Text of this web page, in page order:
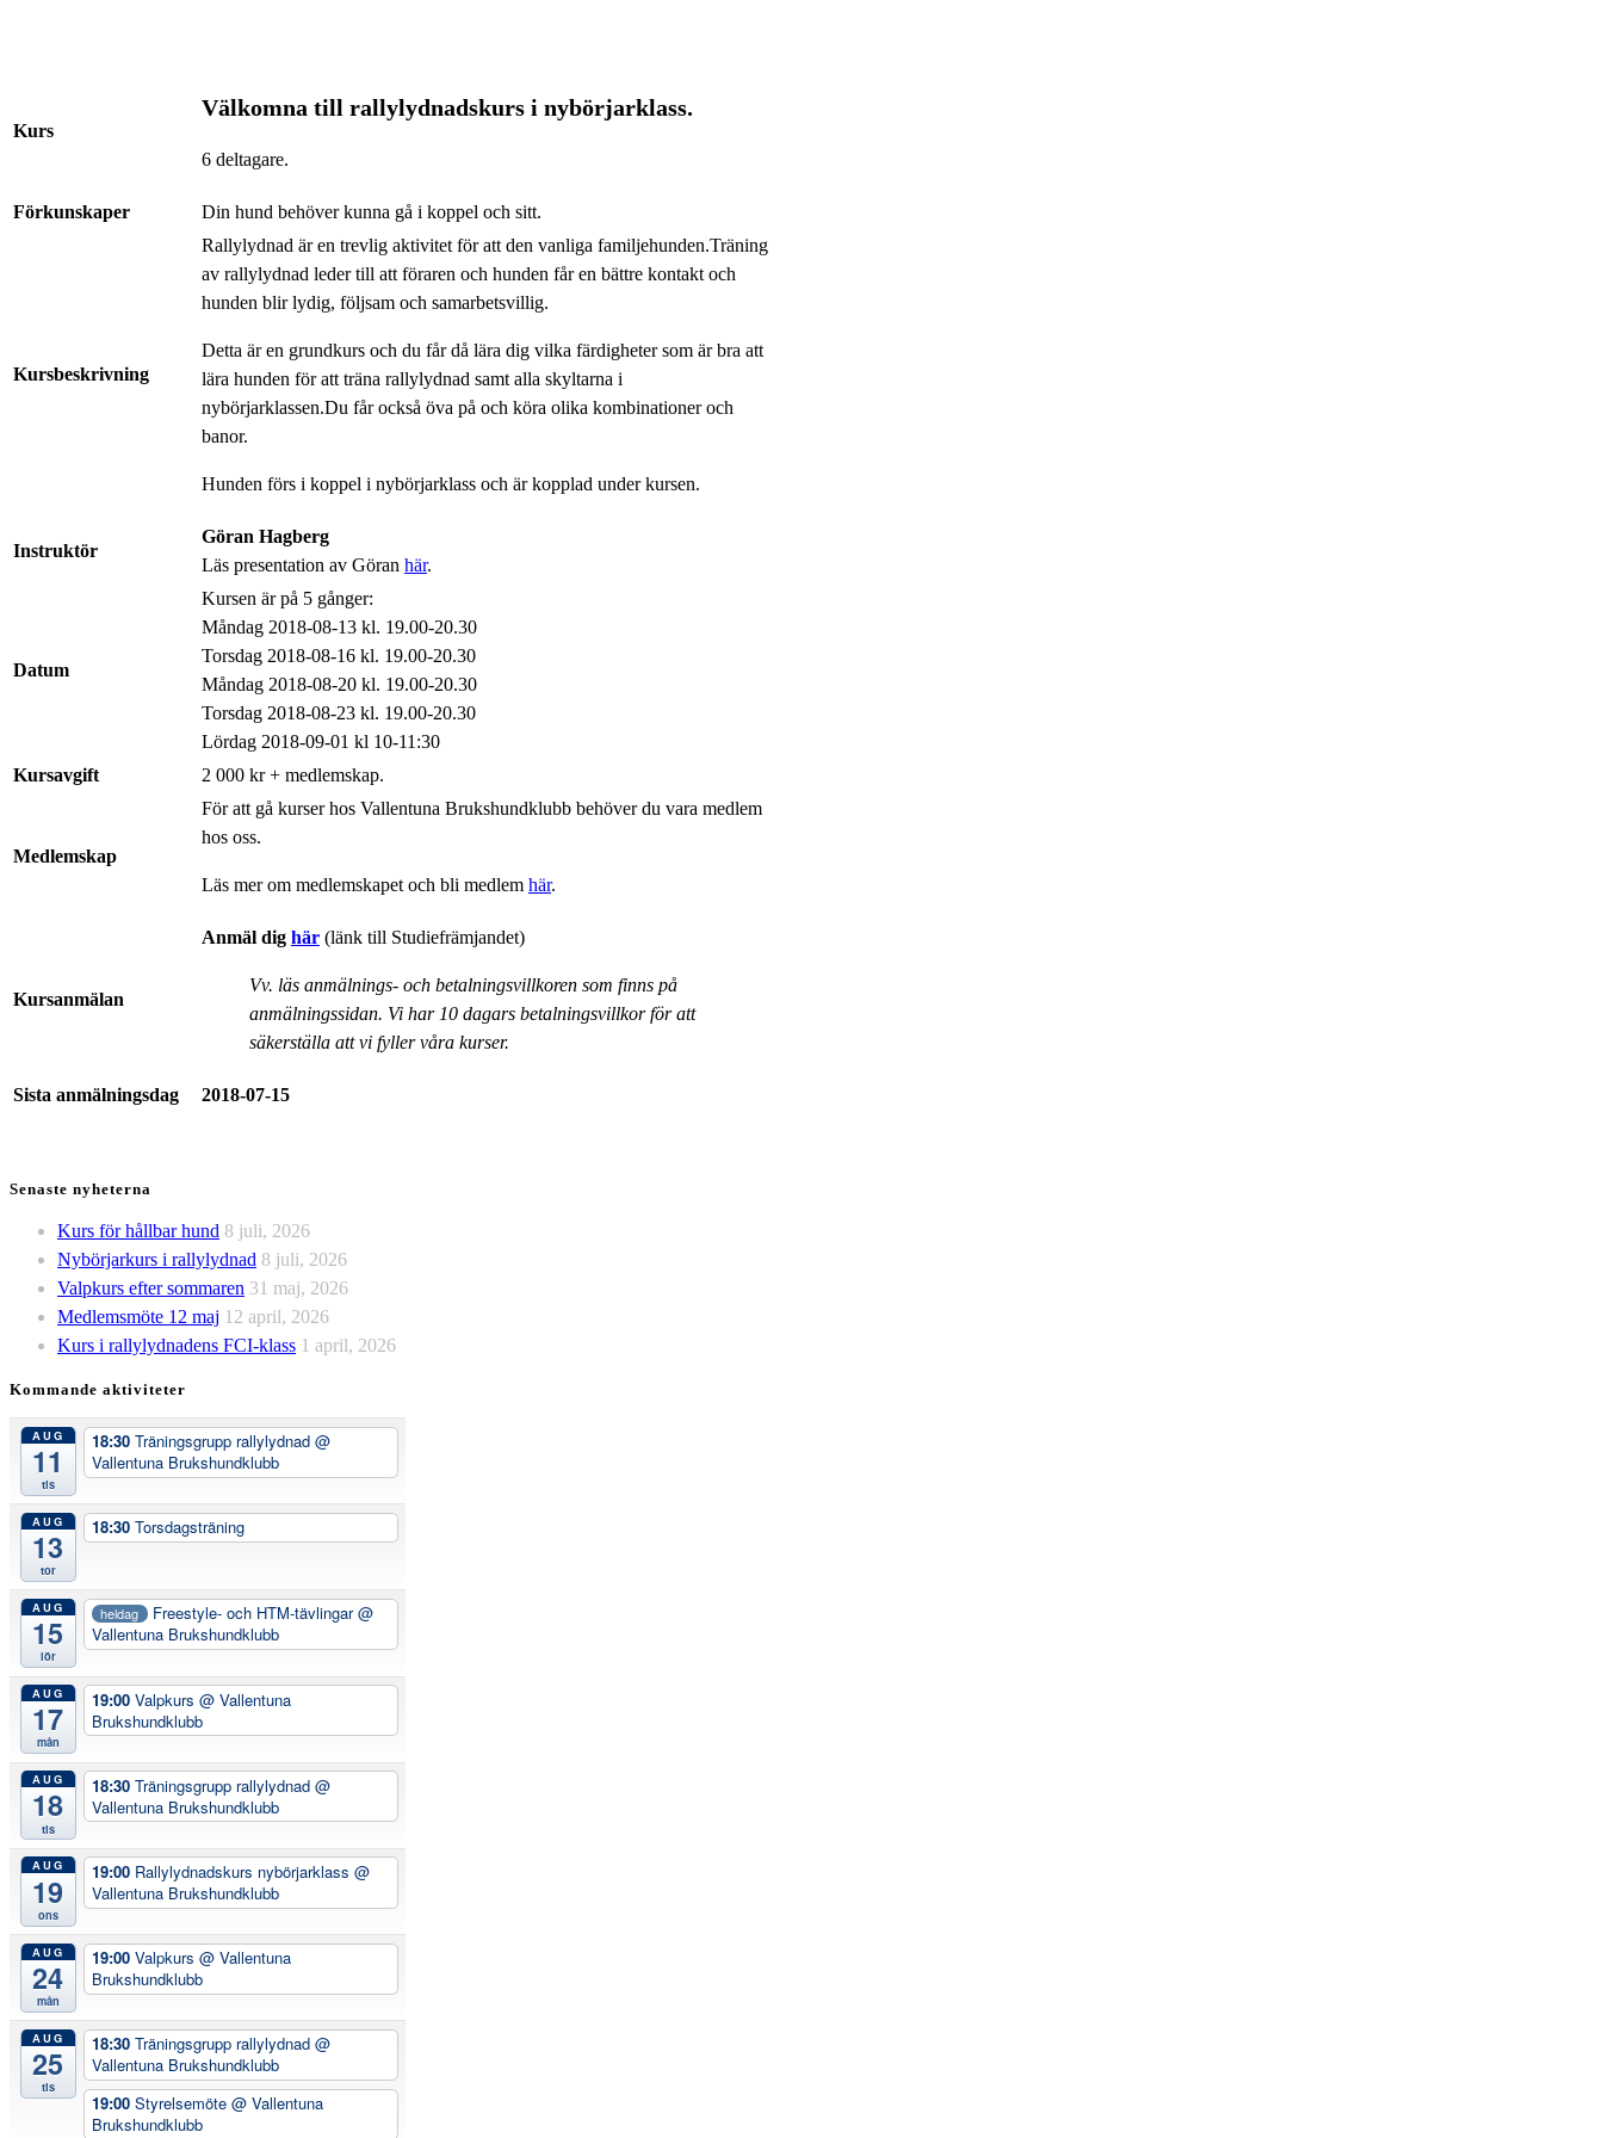
Kurs
Välkomna till rallylydnadskurs i nybörjarklass.
6 deltagare.
Förkunskaper Din hund behöver kunna gå i koppel och sitt.
Kursbeskrivning
Rallylydnad är en trevlig aktivitet för att den vanliga familjehunden.Träning
av rallylydnad leder till att föraren och hunden får en bättre kontakt och
hunden blir lydig, följsam och samarbetsvillig.
Detta är en grundkurs och du får då lära dig vilka färdigheter som är bra att
lära hunden för att träna rallylydnad samt alla skyltarna i
nybörjarklassen.Du får också öva på och köra olika kombinationer och
banor.
Hunden förs i koppel i nybörjarklass och är kopplad under kursen.
Instruktör
Göran Hagberg
Läs presentation av Göran här.
Datum
Kursen är på 5 gånger:
Måndag 2018-08-13 kl. 19.00-20.30
Torsdag 2018-08-16 kl. 19.00-20.30
Måndag 2018-08-20 kl. 19.00-20.30
Torsdag 2018-08-23 kl. 19.00-20.30
Lördag 2018-09-01 kl 10-11:30
Kursavgift
2 000 kr + medlemskap.
Medlemskap
För att gå kurser hos Vallentuna Brukshundklubb behöver du vara medlem
hos oss.
Läs mer om medlemskapet och bli medlem här.
Kursanmälan
Anmäl dig här (länk till Studiefrämjandet)
Vv. läs anmälnings- och betalningsvillkoren som finns på
anmälningssidan. Vi har 10 dagars betalningsvillkor för att
säkerställa att vi fyller våra kurser.
Sista anmälningsdag 2018-07-15
Senaste nyheterna
Kurs för hållbar hund 8 juli, 2026
Nybörjarkurs i rallylydnad 8 juli, 2026
Valpkurs efter sommaren 31 maj, 2026
Medlemsmöte 12 maj 12 april, 2026
Kurs i rallylydnadens FCI-klass 1 april, 2026
Kommande aktiviteter
AUG
11
tis
18:30 Träningsgrupp rallylydnad @
Vallentuna Brukshundklubb
AUG
13
tor
18:30 Torsdagsträning
AUG
15
lör
heldag Freestyle- och HTM-tävlingar@
Vallentuna Brukshundklubb
AUG
17
mån
19:00 Valpkurs @ Vallentuna
Brukshundklubb
AUG
18
tis
18:30 Träningsgrupp rallylydnad @
Vallentuna Brukshundklubb
AUG
19
ons
19:00 Rallylydnadskurs nybörjarklass @
Vallentuna Brukshundklubb
AUG
24
mån
19:00 Valpkurs @ Vallentuna
Brukshundklubb
AUG
25
tis
18:30 Träningsgrupp rallylydnad @
Vallentuna Brukshundklubb
19:00 Styrelsemöte @ Vallentuna
Brukshundklubb